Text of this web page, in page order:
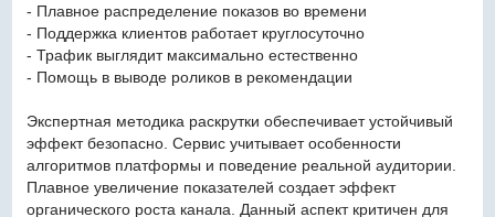
- Плавное распределение показов во времени
- Поддержка клиентов работает круглосуточно
- Трафик выглядит максимально естественно
- Помощь в выводе роликов в рекомендации
Экспертная методика раскрутки обеспечивает устойчивый
эффект безопасно. Сервис учитывает особенности
алгоритмов платформы и поведение реальной аудитории.
Плавное увеличение показателей создает эффект
органического роста канала. Данный аспект критичен для